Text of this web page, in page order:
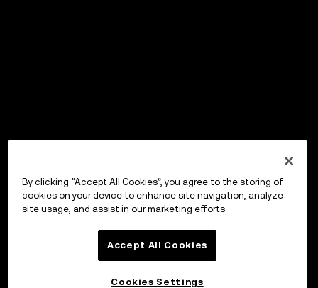
By clicking “Accept All Cookies”, you agree to the storing of
cookies on your device to enhance site navigation, analyze
site usage, and assist in our marketing efforts.
Accept All Cookies
Cookies Settings